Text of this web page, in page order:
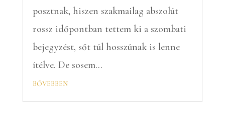
posztnak, hiszen szakmailag abszolút
rossz időpontban tettem ki a szombati
bejegyzést, sőt túl hosszúnak is lenne
ítélve. De sosem...
bővebben